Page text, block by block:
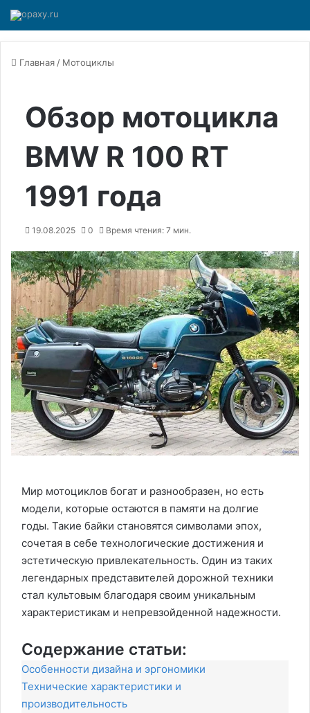
Главная / Мотоциклы
Обзор мотоцикла
BMW R 100 RT
1991 года
19.08.2025 0 Время чтения: 7 мин.
Мир мотоциклов богат и разнообразен, но есть
модели, которые остаются в памяти на долгие
годы. Такие байки становятся символами эпох,
сочетая в себе технологические достижения и
эстетическую привлекательность. Один из таких
легендарных представителей дорожной техники
стал культовым благодаря своим уникальным
характеристикам и непревзойденной надежности.
Содержание статьи:
Особенности дизайна и эргономики
Технические характеристики и
производительность